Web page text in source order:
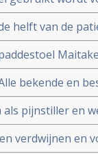
door
helft van de
procent
behandeling
bekende en
rijtje gezet.
pijnstiller en
verdwijnen en